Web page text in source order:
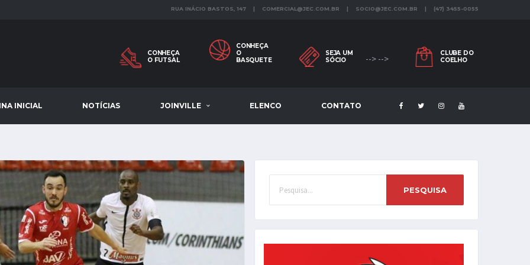
RUA INÁCIO BASTOS, 147 | COMERCIAL@JEC.COM.BR | SOCIO@JEC.COM.BR | (47) 3455-0055
CONHEÇA
O FUTSAL
CONHEÇA
O
BASQUETE
SEJA UM
SÓCIO
--> -->
CLUBE DO
COELHO
INICIAL NOTÍCIAS JOINVILLE ELENCO CONTATO
PESQUISA